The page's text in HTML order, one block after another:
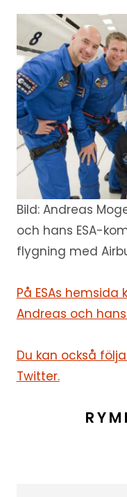
Bild: Andreas
och hans ESA-
flygning med
På ESAs
Andreas och
Du kan också
Twitter.